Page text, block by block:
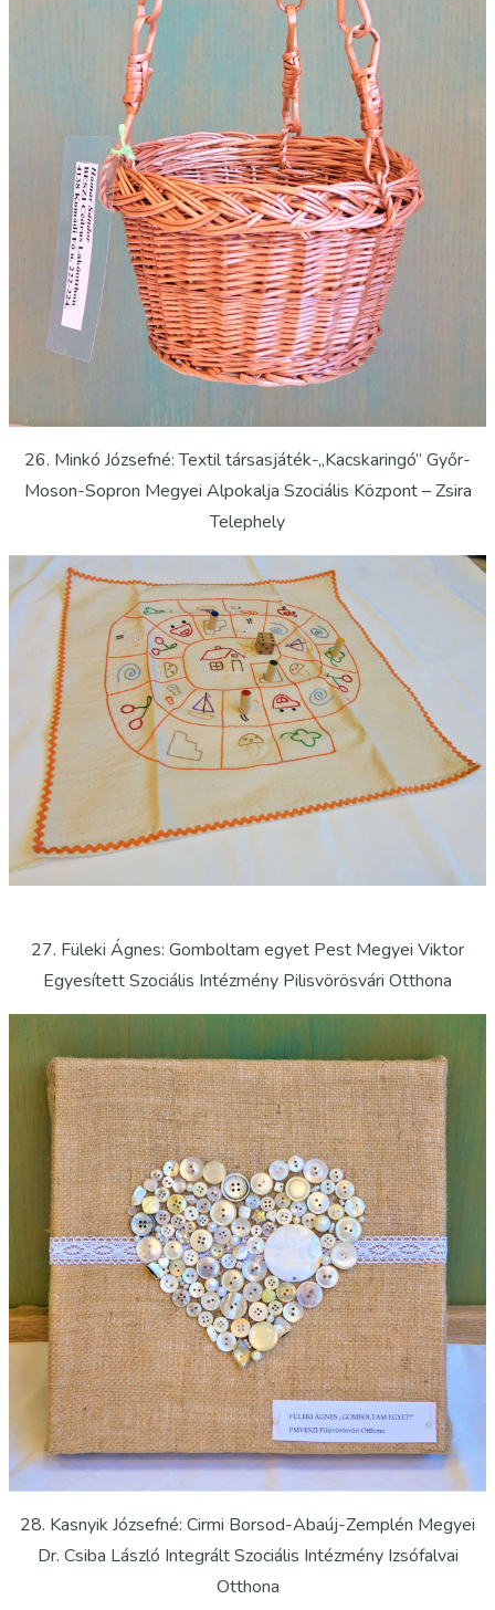
26. Minkó Józsefné: Textil társasjáték-„Kacskaringó” Győr-
Moson-Sopron Megyei Alpokalja Szociális Központ – Zsira
Telephely
27. Füleki Ágnes: Gomboltam egyet Pest Megyei Viktor
Egyesített Szociális Intézmény Pilisvörösvári Otthona
28. Kasnyik Józsefné: Cirmi Borsod-Abaúj-Zemplén Megyei
Dr. Csiba László Integrált Szociális Intézmény Izsófalvai
Otthona